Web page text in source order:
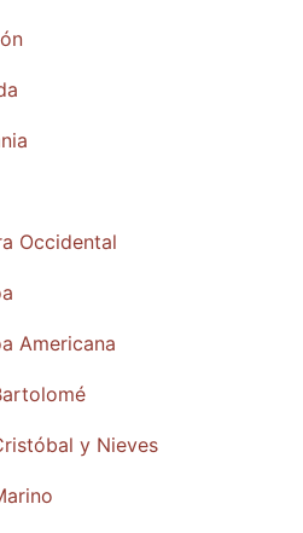
Occidental
Americana
y Nieves